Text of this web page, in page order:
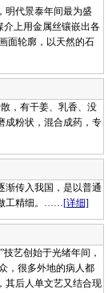
代景泰年间最为盛
上用金属丝镶嵌出各
面轮廓，以天然的石
，有干姜、乳香、没
成粉状，混合成药，专
传入我国，是以普通
工精细。……[详细]
艺创始于光绪年间，
，很多外地的病人都
其后人单文艺又结合现